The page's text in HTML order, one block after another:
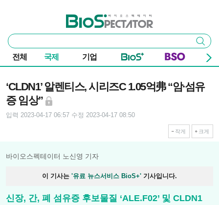
바이오스펙테이터
통
합
검
색
검색
전체 국제 기업
‘CLDN1’ 알렌티스, 시리즈C 1.05억弗 “암∙섬유
증 임상”
입력 2023-04-17 06:57 수정 2023-04-17 08:50
작게 크게
바이오스펙테이터 노신영 기자
이 기사는 '유료 뉴스서비스 BioS+' 기사입니다.
신장, 간, 폐 섬유증 후보물질 ‘ALE.F02’ 및 CLDN1